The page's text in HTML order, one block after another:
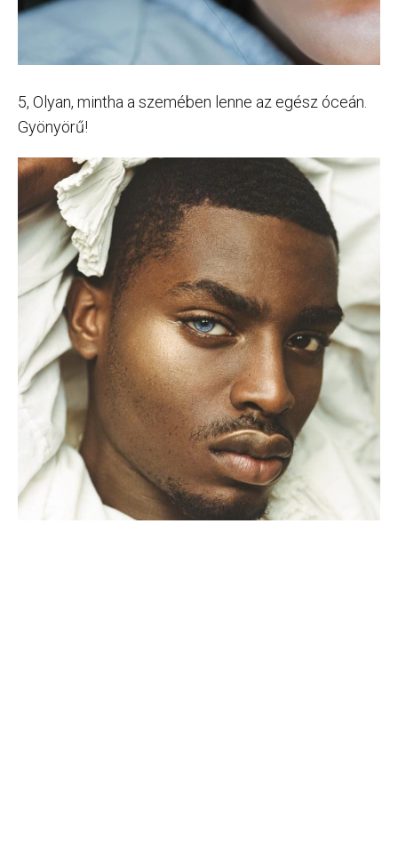
5, Olyan, mintha a szemében lenne az egész óceán.
Gyönyörű!